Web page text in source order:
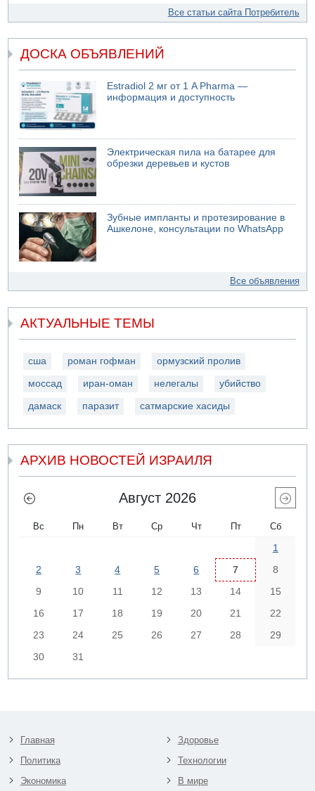
Все статьи сайта Потребитель
ДОСКА ОБЪЯВЛЕНИЙ
Estradiol 2 мг от 1 A Pharma —
информация и доступность
Электрическая пила на батарее для
обрезки деревьев и кустов
Зубные импланты и протезирование в
Ашкелоне, консультации по WhatsApp
Все объявления
АКТУАЛЬНЫЕ ТЕМЫ
сша роман гофман ормузский пролив
моссад иран-оман нелегалы убийство
дамаск паразит сатмарские хасиды
АРХИВ НОВОСТЕЙ ИЗРАИЛЯ
Август 2026
Вс Пн Вт Ср Чт Пт Сб
1
2
3 4 5 6 7
8
9
10 11 12 13 14
15
16
17 18 19 20 21
22
23
24 25 26 27 28
29
30
31
Главная
Политика
Экономика
Здоровье
Технологии
В мире